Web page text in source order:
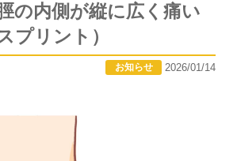
の内側が縦に広く痛い
プリント）
お知らせ 2026/01/14